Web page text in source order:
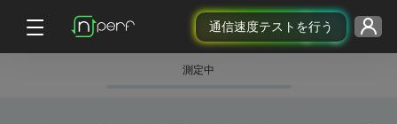
通信速度テストを行う
測定中